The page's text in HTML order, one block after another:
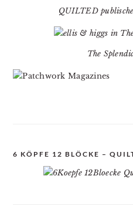
QUILTED
The
6 KÖPFE 12 BLÖCKE –